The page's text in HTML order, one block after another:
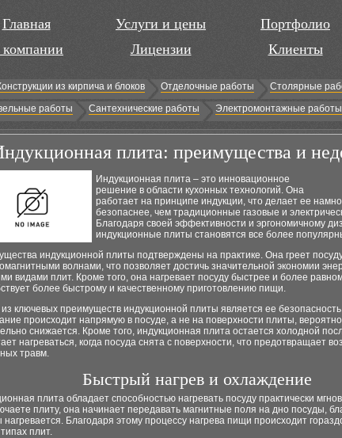
Главная
Услуги и цены
Лицензии
Портфолио
Клиенты
из кирпича и блоков Отделочные работы Столярные
работы Сантехнические работы Электромонтажные работы
плита: преимущества и
Индукционная плита – это инновационное
решение в области кухонных технологий. Она
работает на принципе индукции, что делает ее
безопаснее, чем традиционные газовые и
Благодаря своей эффективности и эргономичному
индукционные плиты становятся все более
индукционной плиты подтверждены на практике. Она греет
волнами, что позволяет достичь значительной экономии
видами плит. Кроме того, она нагревает посуду быстрее и более
более быстрому и качественному приготовлению пищи.
ключевых преимуществ индукционной плиты является ее
происходит напрямую в посуде, а не на поверхности плиты,
снижается. Кроме того, индукционная плита остается холодной
нагреваться, когда посуда снята с поверхности, что предотвращает
травм.
Быстрый нагрев и охлаждение
плита обладает способностью нагревать посуду практически
плиту, она начинает передавать магнитные поля на дно посуды,
нагревается. Благодаря этому процессу нагрева пищи происходит
плит.